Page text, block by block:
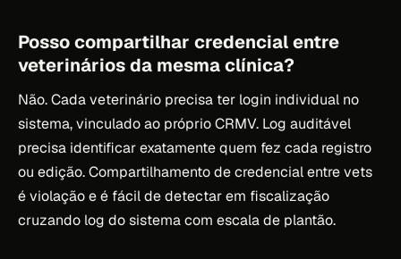
Posso compartilhar credencial entre
veterinários da mesma clínica?
Não. Cada veterinário precisa ter login individual no
sistema, vinculado ao próprio CRMV. Log auditável
precisa identificar exatamente quem fez cada registro
ou edição. Compartilhamento de credencial entre vets
é violação e é fácil de detectar em fiscalização
cruzando log do sistema com escala de plantão.